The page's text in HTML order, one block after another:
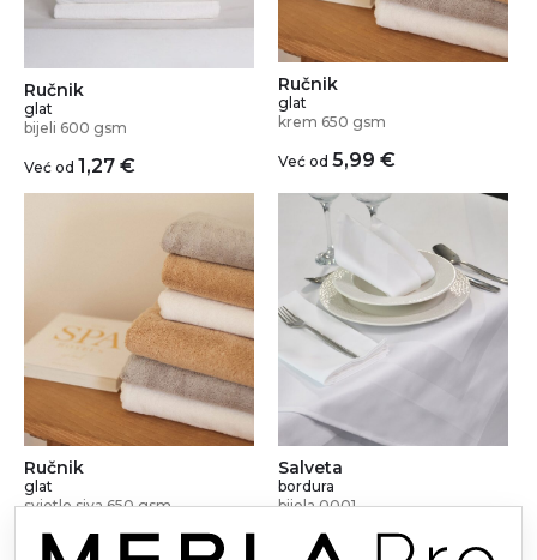
Ručnik
glat
bijeli 600 gsm
Već od 1,27 €
Ručnik
glat
krem 650 gsm
Već od 5,99 €
Ručnik
glat
svjetlo siva 650 gsm
Već od 5,99 €
Salveta
bordura
bijela 0001
Već od1,24 €